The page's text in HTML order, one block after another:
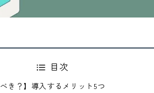
目次
き？】導入するメリット5つ